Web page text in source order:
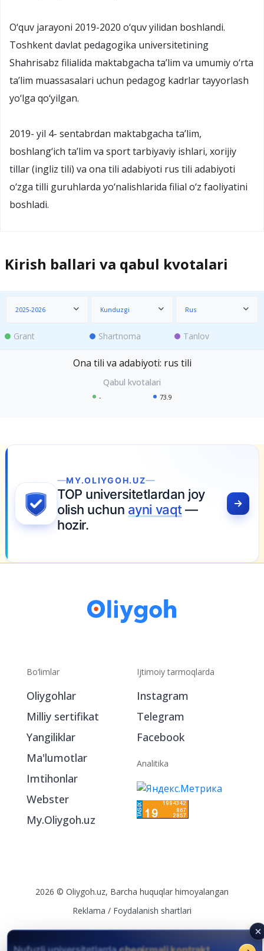
O‘quv jarayoni 2019-2020 o‘quv yilidan boshlandi.
Toshkent davlat pedagogika universitetining
Shahrisabz filialida maktabgacha ta’lim va umumiy o‘rta
ta’lim muassasalari uchun pedagog kadrlar tayyorlash
yo‘lga qo‘yilgan.
2019- yil 4- sentabrdan maktabgacha ta’lim,
boshlang‘ich ta’lim va sport tarbiyaviy ishlari, xorijiy
tillar (ingliz tili) va ona tili adabiyoti rus tili adabiyoti
o‘zga tilli guruhlarda yo‘nalishlarida filial o‘z faoliyatini
boshladi.
Kirish ballari va qabul kvotalari
2025-2026 Kunduzgi Rus
Grant Shartnoma Tanlov
Ona tili va adabiyoti: rus tili
- 73.9
MY.OLIYGOH.UZ
TOP universitetlardan joy
olish uchun ayni vaqt—
hozir.
Bo‘limlar
Oliygohlar
Milliy sertifikat
Yangiliklar
Ma'lumotlar
Imtihonlar
Webster
My.Oliygoh.uz
Ijtimoiy tarmoqlarda
Instagram
Telegram
Facebook
Analitika
2026 © Oliygoh.uz, Barcha huquqlar himoyalangan
Reklama / Foydalanish shartlari
Nufuzli universitetlarda chegirmali kontrakt